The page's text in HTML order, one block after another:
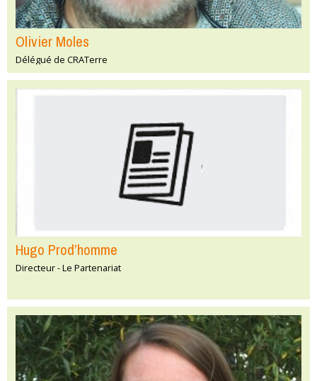
Olivier Moles
Délégué de CRATerre
Hugo Prod’homme
Directeur - Le Partenariat